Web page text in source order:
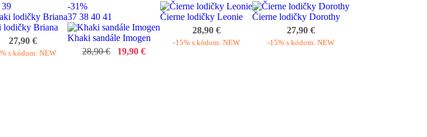
39
lodičky Briana
27,90 €
s kódom: NEW
-31%
37 38 40 41
Khaki sandále Imogen
28,90 €
19,90 €
Čierne lodičky Leonie
28,90 €
-15% s kódom: NEW
Čierne lodičky Dorothy
27,90 €
-15% s kódom: NEW